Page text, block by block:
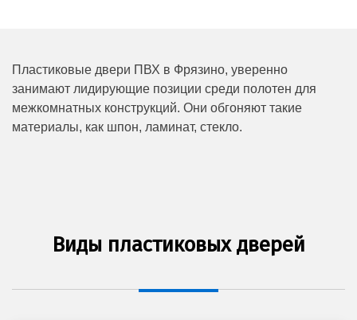
Пластиковые двери ПВХ в Фрязино, уверенно
занимают лидирующие позиции среди полотен для
межкомнатных конструкций. Они обгоняют такие
материалы, как шпон, ламинат, стекло.
Виды пластиковых дверей